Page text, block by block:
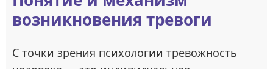
возникновения тревоги
С точки зрения психологии тревожность